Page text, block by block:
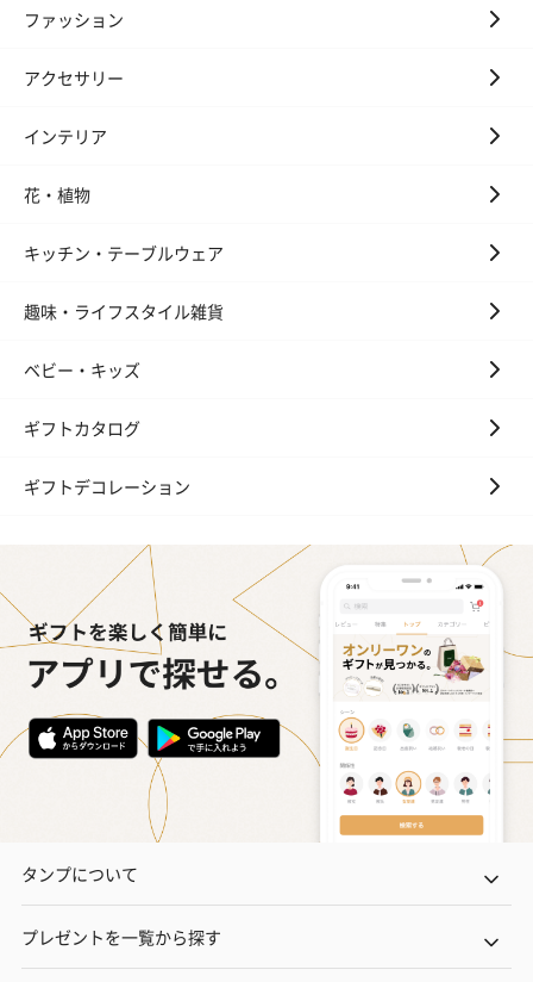
ファッション
アクセサリー
インテリア
花・植物
キッチン・テーブルウェア
趣味・ライフスタイル雑貨
ベビー・キッズ
ギフトカタログ
ギフトデコレーション
タンプについて
プレゼントを一覧から探す